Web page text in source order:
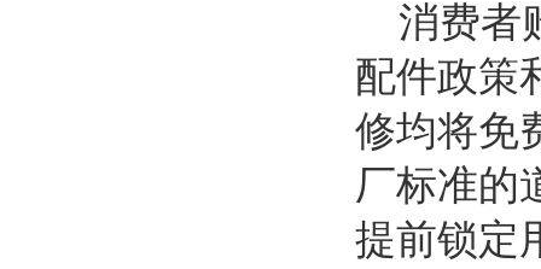
消费者
配件政策
修均将免
厂标准的
提前锁定